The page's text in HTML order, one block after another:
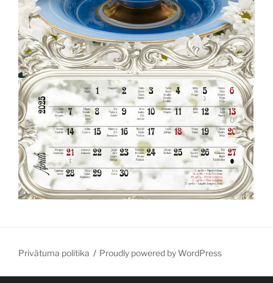
Privātuma politika Proudly powered by WordPress